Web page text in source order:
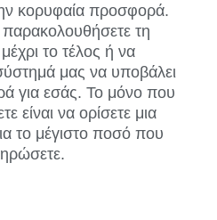
κορυφαία προσφορά.
τη
το τέλος ή να
μας να υποβάλει
για εσάς. Το μόνο που
είναι να ορίσετε μια
το μέγιστο ποσό που